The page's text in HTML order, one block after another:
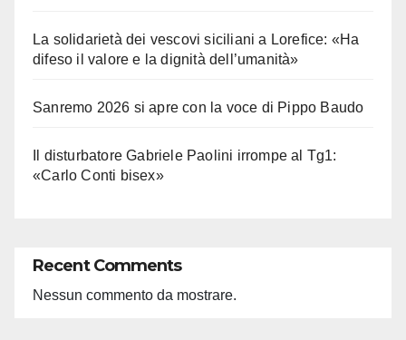
La solidarietà dei vescovi siciliani a Lorefice: «Ha
difeso il valore e la dignità dell’umanità»
Sanremo 2026 si apre con la voce di Pippo Baudo
Il disturbatore Gabriele Paolini irrompe al Tg1:
«Carlo Conti bisex»
Recent Comments
Nessun commento da mostrare.